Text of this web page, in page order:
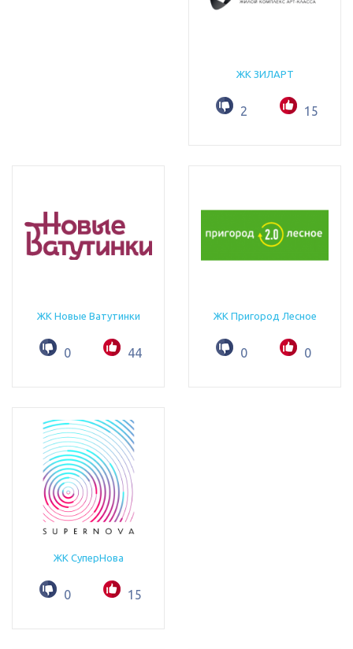
ЖК ЗИЛАРТ
2 15
ЖК Новые Ватутинки
0 44
ЖК Пригород Лесное
0 0
ЖК СуперНова
0 15